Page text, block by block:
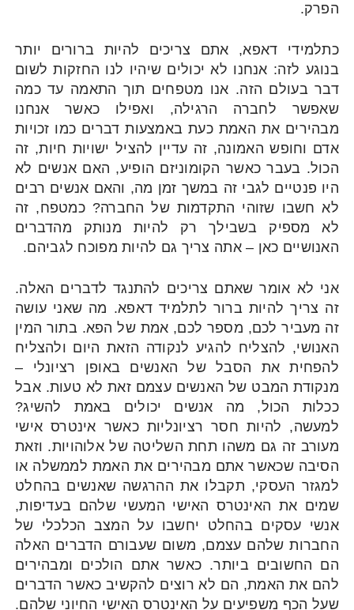
הפרק.
כתלמידי דאפא, אתם צריכים להיות ברורים יותר
בנוגע לזה: אנחנו לא יכולים שיהיו לנו החזקות לשום
דבר בעולם הזה. אנו מטפחים תוך התאמה עד כמה
שאפשר לחברה הרגילה, ואפילו כאשר אנחנו
מבהירים את האמת כעת באמצעות דברים כמו זכויות
אדם וחופש האמונה, זה עדיין להציל ישויות חיות, זה
הכול. בעבר כאשר הקומוניזם הופיע, האם אנשים לא
היו פנטיים לגבי זה במשך זמן מה, והאם אנשים רבים
לא חשבו שזוהי התקדמות של החברה? כמטפח, זה
לא מספיק בשבילך רק להיות מנותק מהדברים
האנושיים כאן – אתה צריך גם להיות מפוכח לגביהם.
אני לא אומר שאתם צריכים להתנגד לדברים האלה.
זה צריך להיות ברור לתלמיד דאפא. מה שאני עושה
זה מעביר לכם, מספר לכם, אמת של הפא. בתור המין
האנושי, להצליח להגיע לנקודה הזאת היום ולהצליח
להפחית את הסבל של האנשים באופן רציונלי –
מנקודת המבט של האנשים עצמם זאת לא טעות. אבל
ככלות הכול, מה אנשים יכולים באמת להשיג?
למעשה, להיות חסר רציונליות כאשר אינטרס אישי
מעורב זה גם משהו תחת השליטה של אלוהויות. וזאת
הסיבה שכאשר אתם מבהירים את האמת לממשלה או
למגזר העסקי, תקבלו את ההרגשה שאנשים בהחלט
שמים את האינטרס האישי המעשי שלהם בעדיפות,
אנשי עסקים בהחלט יחשבו על המצב הכלכלי של
החברות שלהם עצמם, משום שעבורם הדברים האלה
הם החשובים ביותר. כאשר אתם הולכים ומבהירים
להם את האמת, הם לא רוצים להקשיב כאשר הדברים
שעל הכף משפיעים על האינטרס האישי החיוני שלהם.